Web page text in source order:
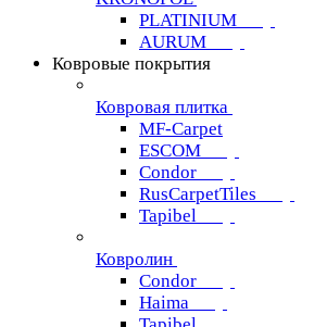
PLATINIUM
AURUM
Ковровые покрытия
Ковровая плитка
MF-Carpet
ESCOM
Condor
RusCarpetTiles
Tapibel
Ковролин
Condor
Haima